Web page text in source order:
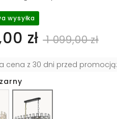
wysyłka
zł 1 099,00 zł
cena z 30 dni przed promocją: